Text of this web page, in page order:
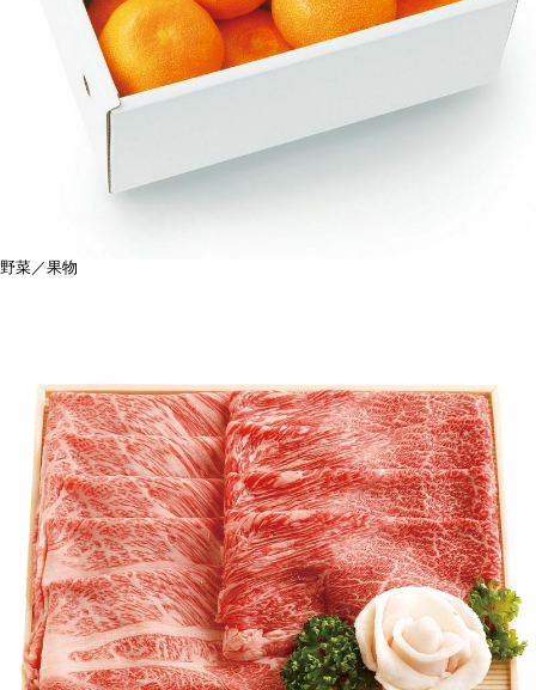
野菜／果物